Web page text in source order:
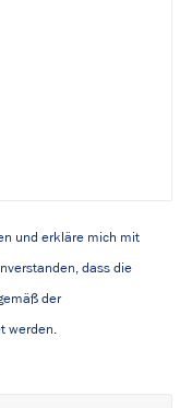
und erkläre mich mit
dass die
der
werden.